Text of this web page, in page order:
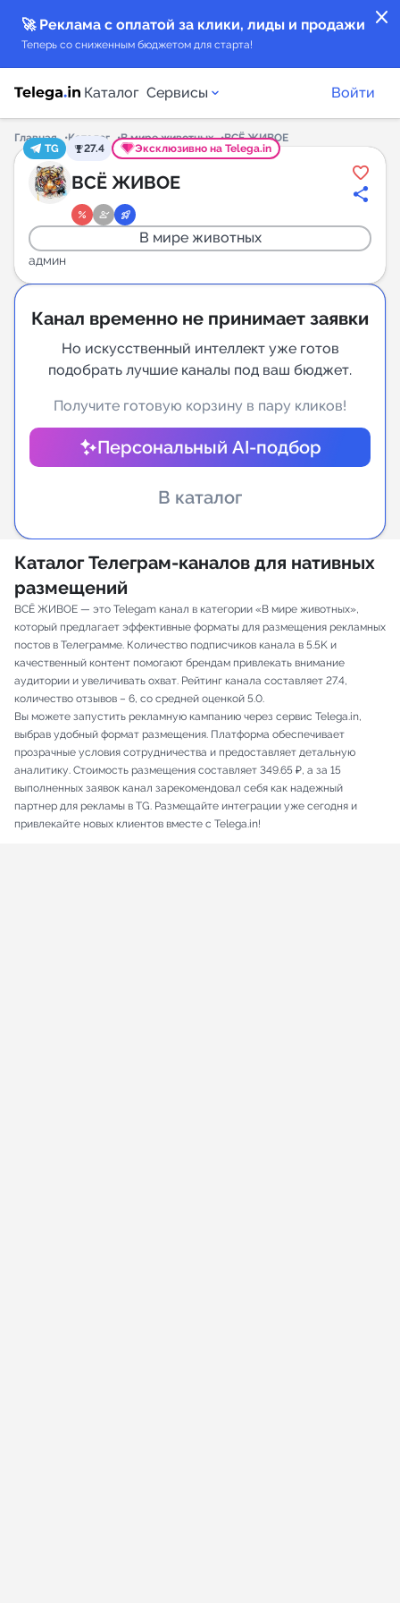
close
🚀 Реклама с оплатой за клики, лиды и продажи
Теперь со сниженным бюджетом для старта!
Каталог Сервисы
Каталог каналов
Каталог ботов
Горящие предложения
New
Аналитика MAX каналов
Индивидуальное сопровождение
Войти
Главная Каталог В мире животных
ВСЁ ЖИВОЕ
TG
27.4 Эксклюзивно на Telega.in
ВСЁ ЖИВОЕ
В мире животных
админ
Канал временно не принимает заявки
Но искусственный интеллект уже готов
подобрать лучшие каналы под ваш бюджет.
Получите готовую корзину в пару кликов!
Персональный AI-подбор
В каталог
Каталог Телеграм-каналов для нативных
размещений
ВСЁ ЖИВОЕ — это Telegam канал в категории «В мире животных»,
который предлагает эффективные форматы для размещения рекламных
постов в Телеграмме. Количество подписчиков канала в 5.5K и
качественный контент помогают брендам привлекать внимание
аудитории и увеличивать охват. Рейтинг канала составляет 27.4,
количество отзывов – 6, со средней оценкой 5.0.
Вы можете запустить рекламную кампанию через сервис Telega.in,
выбрав удобный формат размещения. Платформа обеспечивает
прозрачные условия сотрудничества и предоставляет детальную
аналитику. Стоимость размещения составляет 349.65 ₽, а за 15
выполненных заявок канал зарекомендовал себя как надежный
партнер для рекламы в TG. Размещайте интеграции уже сегодня и
привлекайте новых клиентов вместе с Telega.in!